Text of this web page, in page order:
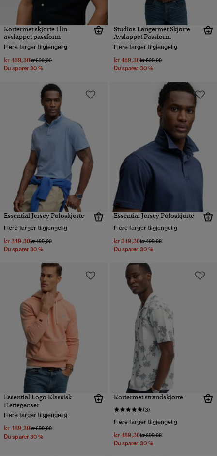
Kortermet skjorte i lin
avslappet passform
Flere farger tilgjengelig
kr 489,30Pris nedsatt fra
kr 699,00til
Du sparer 30 %
Studios Langermet Skjorte
Avslappet Passform
Flere farger tilgjengelig
kr 489,30Pris nedsatt fra
kr 699,00til
Du sparer 30 %
Essential Jersey Poloskjorte
Flere farger tilgjengelig
kr 349,30Pris nedsatt fra
kr 499,00til
Du sparer 30 %
Essential Jersey Poloskjorte
Flere farger tilgjengelig
kr 349,30Pris nedsatt fra
kr 499,00til
Du sparer 30 %
Essential Logo Klassisk
Hettegenser
Flere farger tilgjengelig
kr 489,30Pris nedsatt fra
kr 699,00til
Du sparer 30 %
Kortermet strandskjorte
(3)
Flere farger tilgjengelig
kr 489,30Pris nedsatt fra
kr 699,00til
Du sparer 30 %